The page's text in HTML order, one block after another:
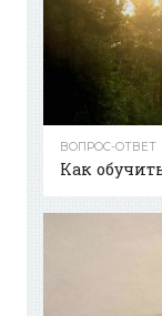
ВОПРОС-ОТВЕТ
Как